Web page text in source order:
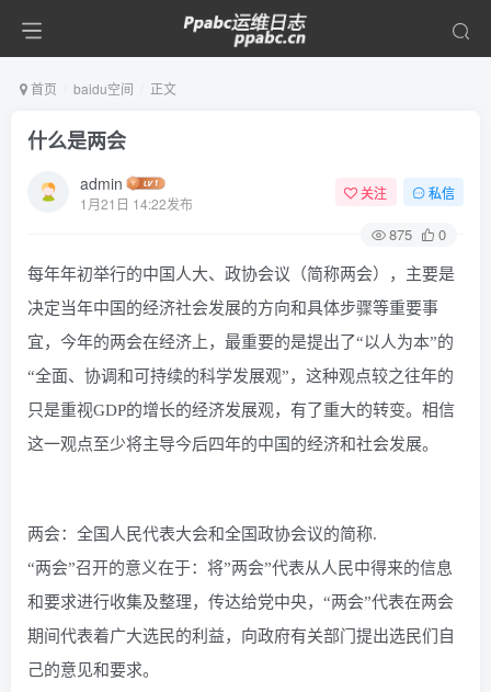
首页 baidu空间 正文
什么是两会
admin
1月21日 14:22发布
关注 私信
875 0
每年年初举行的中国人大、政协会议（简称两会），主要是
决定当年中国的经济社会发展的方向和具体步骤等重要事
宜，今年的两会在经济上，最重要的是提出了“以人为本”的
“全面、协调和可持续的科学发展观”，这种观点较之往年的
只是重视GDP的增长的经济发展观，有了重大的转变。相信
这一观点至少将主导今后四年的中国的经济和社会发展。
两会：全国人民代表大会和全国政协会议的简称.
“两会”召开的意义在于：将”两会”代表从人民中得来的信息
和要求进行收集及整理，传达给党中央，“两会”代表在两会
期间代表着广大选民的利益，向政府有关部门提出选民们自
己的意见和要求。